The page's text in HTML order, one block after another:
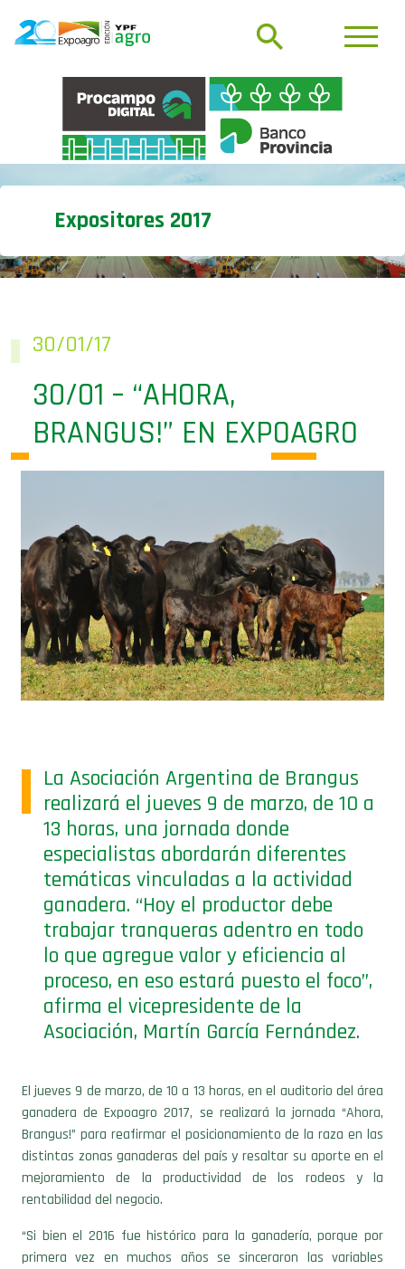
Expositores 2017
30/01/17
30/01 – “AHORA,
BRANGUS!” EN EXPOAGRO
La Asociación Argentina de Brangus
realizará el jueves 9 de marzo, de 10 a
13 horas, una jornada donde
especialistas abordarán diferentes
temáticas vinculadas a la actividad
ganadera. “Hoy el productor debe
trabajar tranqueras adentro en todo
lo que agregue valor y eficiencia al
proceso, en eso estará puesto el foco”,
afirma el vicepresidente de la
Asociación, Martín García Fernández.
El jueves 9 de marzo, de 10 a 13 horas, en el auditorio del área
ganadera de Expoagro 2017, se realizará la jornada “Ahora,
Brangus!” para reafirmar el posicionamiento de la raza en las
distintas zonas ganaderas del país y resaltar su aporte en el
mejoramiento de la productividad de los rodeos y la
rentabilidad del negocio.
“Si bien el 2016 fue histórico para la ganadería, porque por
primera vez en muchos años se sinceraron las variables